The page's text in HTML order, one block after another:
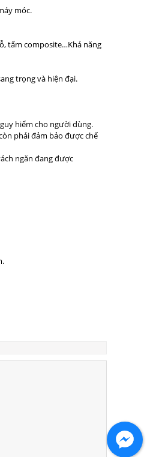
móc.
tấm composite…Khả năng
trọng và hiện đại.
hiểm cho người dùng.
phải đảm bảo được chế
ngăn đang được